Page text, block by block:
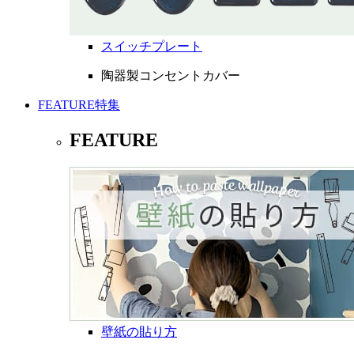
スイッチプレート
陶器製コンセントカバー
FEATURE特集
FEATURE
壁紙の貼り方